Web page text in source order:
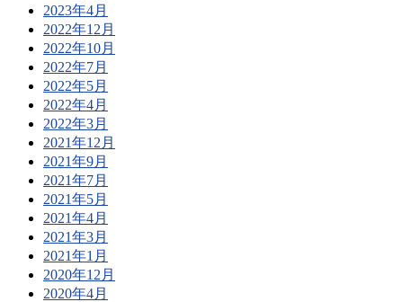
2023年4月
2022年12月
2022年10月
2022年7月
2022年5月
2022年4月
2022年3月
2021年12月
2021年9月
2021年7月
2021年5月
2021年4月
2021年3月
2021年1月
2020年12月
2020年4月